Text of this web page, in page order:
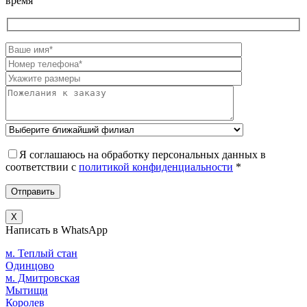
Я соглашаюсь на обработку персональных данных в
соответствии c политикой конфиденциальности *
X
Написать в WhatsApp
м. Теплый стан
Одинцово
м. Дмитровская
Мытищи
Королев